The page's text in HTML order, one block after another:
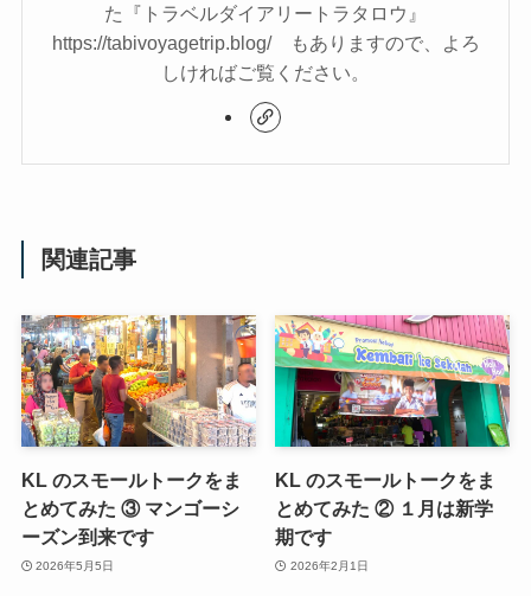
た『トラベルダイアリートラタロウ』
https://tabivoyagetrip.blog/ もありますので、よろ
しければご覧ください。
関連記事
KL のスモールトークをま
とめてみた ③ マンゴーシ
ーズン到来です
2026年5月5日
KL のスモールトークをま
とめてみた ② １月は新学
期です
2026年2月1日